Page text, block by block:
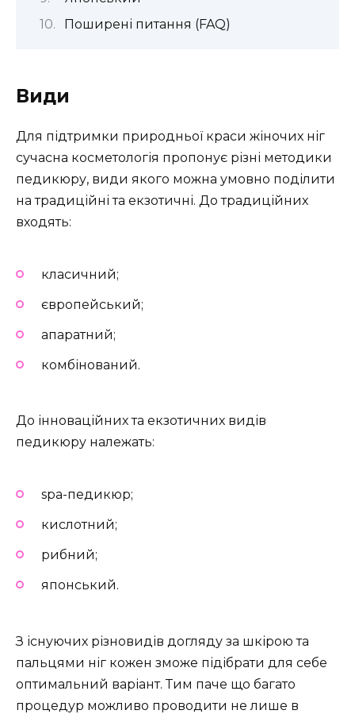
Поширені питання (FAQ)
Види
Для підтримки природньої краси жіночих ніг
сучасна косметологія пропонує різні методики
педикюру, види якого можна умовно поділити
на традиційні та екзотичні. До традиційних
входять:
класичний;
європейський;
апаратний;
комбінований.
До інноваційних та екзотичних видів
педикюру належать:
spa-педикюр;
кислотний;
рибний;
японський.
З існуючих різновидів догляду за шкірою та
пальцями ніг кожен зможе підібрати для себе
оптимальний варіант. Тим паче що багато
процедур можливо проводити не лише в